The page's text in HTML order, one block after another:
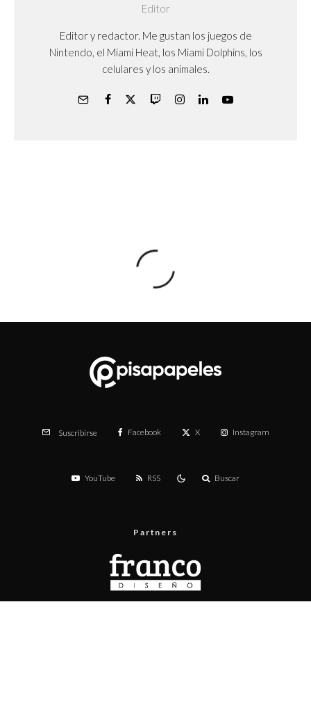
Editor
Editor y redactor. Me gustan los juegos de
Nintendo, el Miami Heat, los Miami Dolphins, los
celulares y los animales.
Suscribirse Facebook X Instagram
YouTube RSS Buscar
Partners